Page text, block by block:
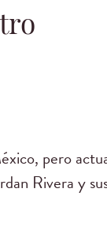
pero
Rivera y